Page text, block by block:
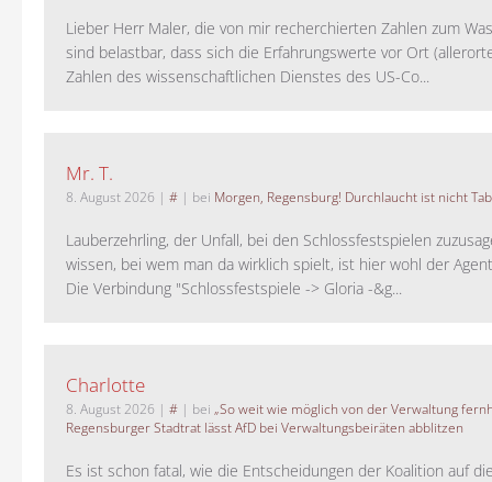
Lieber Herr Maler, die von mir recherchierten Zahlen zum
sind belastbar, dass sich die Erfahrungswerte vor Ort
Zahlen des wissenschaftlichen Dienstes des US-Co...
Mr. T.
8. August 2026 | # | bei Morgen, Regensburg! Durchlaucht ist nicht
Lauberzehrling, der Unfall, bei den Schlossfestspielen
wissen, bei wem man da wirklich spielt, ist hier wohl der
Die Verbindung "Schlossfestspiele -> Gloria -&g...
Charlotte
8. August 2026 | # | bei „So weit wie möglich von der Verwaltung
Regensburger Stadtrat lässt AfD bei Verwaltungsbeiräten abblitzen
Es ist schon fatal, wie die Entscheidungen der Koalition auf